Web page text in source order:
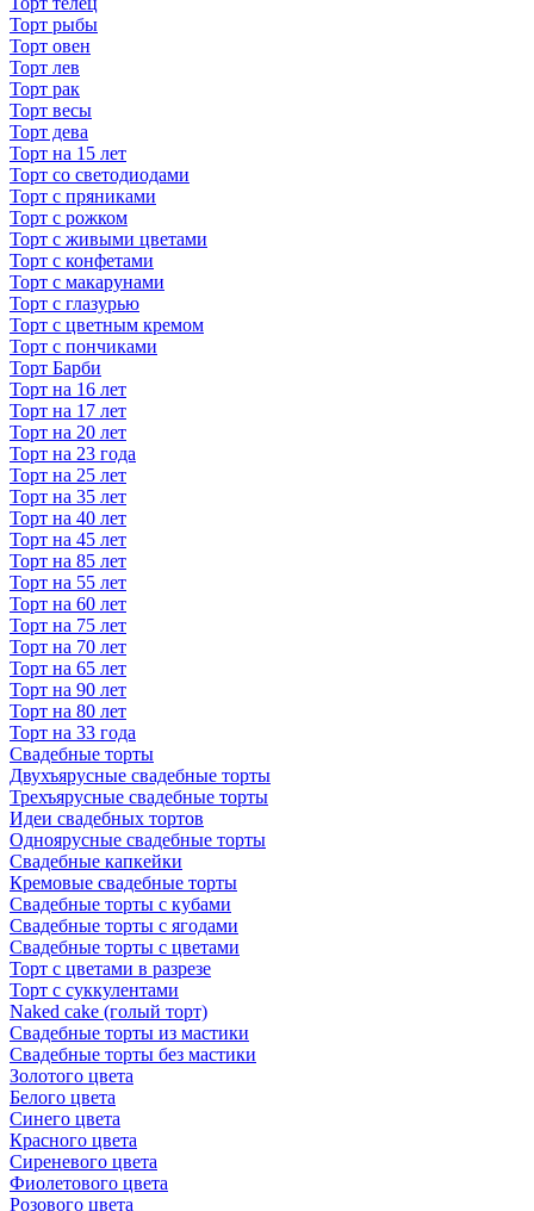
Торт рыбы
Торт овен
Торт лев
Торт рак
Торт весы
Торт дева
Торт на 15 лет
Торт со светодиодами
Торт с пряниками
Торт с рожком
Торт с живыми цветами
Торт с конфетами
Торт с макарунами
Торт с глазурью
Торт с цветным кремом
Торт с пончиками
Торт Барби
Торт на 16 лет
Торт на 17 лет
Торт на 20 лет
Торт на 23 года
Торт на 25 лет
Торт на 35 лет
Торт на 40 лет
Торт на 45 лет
Торт на 85 лет
Торт на 55 лет
Торт на 60 лет
Торт на 75 лет
Торт на 70 лет
Торт на 65 лет
Торт на 90 лет
Торт на 80 лет
Торт на 33 года
Свадебные торты
Двухъярусные свадебные торты
Трехъярусные свадебные торты
Идеи свадебных тортов
Одноярусные свадебные торты
Свадебные капкейки
Кремовые свадебные торты
Свадебные торты с кубами
Свадебные торты с ягодами
Свадебные торты с цветами
Торт с цветами в разрезе
Торт с суккулентами
Naked cake (голый торт)
Свадебные торты из мастики
Свадебные торты без мастики
Золотого цвета
Белого цвета
Синего цвета
Красного цвета
Сиреневого цвета
Фиолетового цвета
Розового цвета